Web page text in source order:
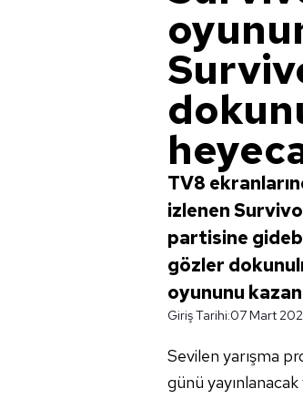
TV8
izlenen
partisine
gözler
oyununu
Giriş Tarihi:07 Mart
Sevilen yarışma
günü